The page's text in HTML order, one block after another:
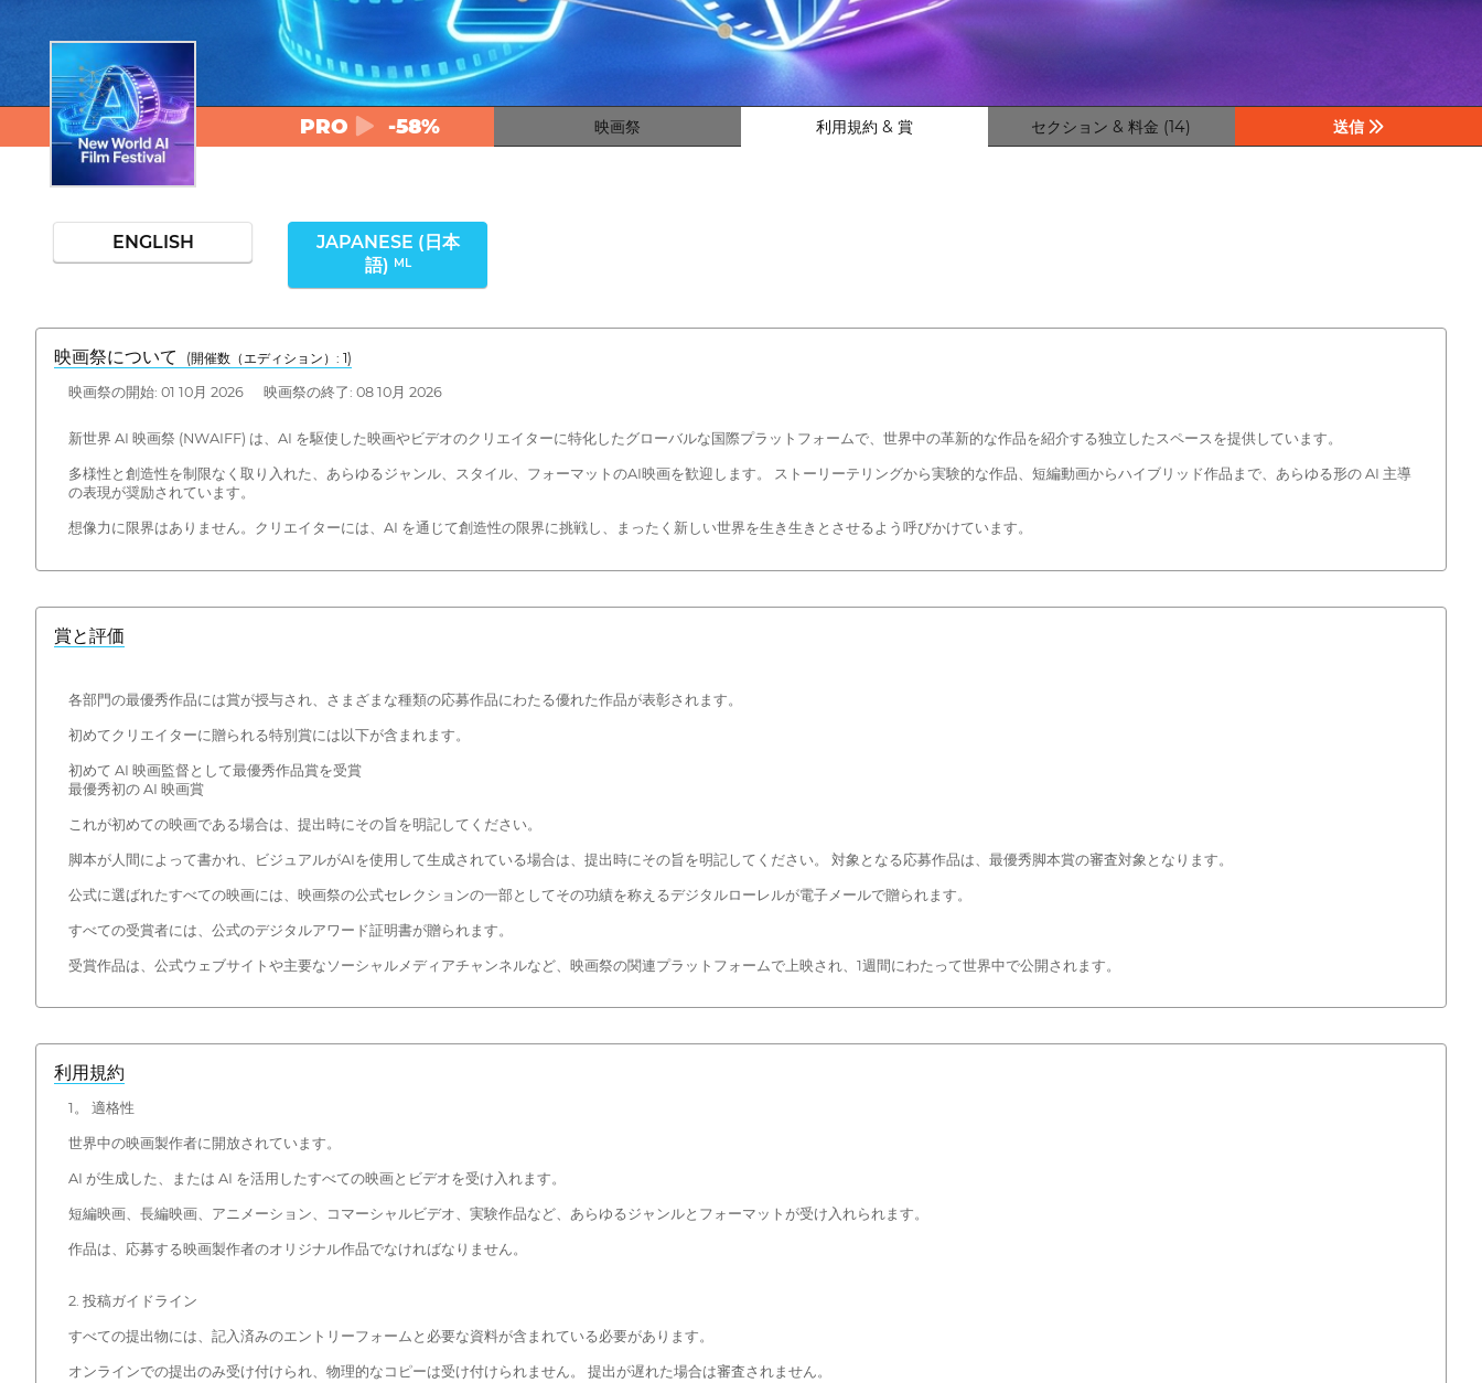
PRO -58% 映画祭 利用規約 & 賞 セクション & 料金 (14) 送信
ENGLISH
JAPANESE (日本
語) ML
映画祭について (開催数（エディション）: 1)
映画祭の開始: 01 10月 2026 映画祭の終了: 08 10月 2026
新世界 AI 映画祭 (NWAIFF) は、AI を駆使した映画やビデオのクリエイターに特化したグローバルな国際プラットフォームで、世界中の革新的な作品を紹介する独立したスペースを提供しています。
多様性と創造性を制限なく取り入れた、あらゆるジャンル、スタイル、フォーマットのAI映画を歓迎します。 ストーリーテリングから実験的な作品、短編動画からハイブリッド作品まで、あらゆる形の AI 主導
の表現が奨励されています。
想像力に限界はありません。クリエイターには、AI を通じて創造性の限界に挑戦し、まったく新しい世界を生き生きとさせるよう呼びかけています。
賞と評価
各部門の最優秀作品には賞が授与され、さまざまな種類の応募作品にわたる優れた作品が表彰されます。
初めてクリエイターに贈られる特別賞には以下が含まれます。
初めて AI 映画監督として最優秀作品賞を受賞
最優秀初の AI 映画賞
これが初めての映画である場合は、提出時にその旨を明記してください。
脚本が人間によって書かれ、ビジュアルがAIを使用して生成されている場合は、提出時にその旨を明記してください。 対象となる応募作品は、最優秀脚本賞の審査対象となります。
公式に選ばれたすべての映画には、映画祭の公式セレクションの一部としてその功績を称えるデジタルローレルが電子メールで贈られます。
すべての受賞者には、公式のデジタルアワード証明書が贈られます。
受賞作品は、公式ウェブサイトや主要なソーシャルメディアチャンネルなど、映画祭の関連プラットフォームで上映され、1週間にわたって世界中で公開されます。
利用規約
1。 適格性
世界中の映画製作者に開放されています。
AI が生成した、または AI を活用したすべての映画とビデオを受け入れます。
短編映画、長編映画、アニメーション、コマーシャルビデオ、実験作品など、あらゆるジャンルとフォーマットが受け入れられます。
作品は、応募する映画製作者のオリジナル作品でなければなりません。
2. 投稿ガイドライン
すべての提出物には、記入済みのエントリーフォームと必要な資料が含まれている必要があります。
オンラインでの提出のみ受け付けられ、物理的なコピーは受け付けられません。 提出が遅れた場合は審査されません。